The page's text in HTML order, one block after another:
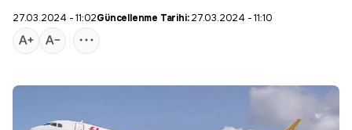
27.03.2024 - 11:02Güncellenme Tarihi:27.03.2024 - 11:10